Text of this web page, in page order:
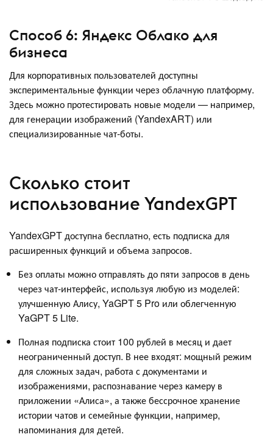
Способ 6: Яндекс Облако для
бизнеса
Для корпоративных пользователей доступны
экспериментальные функции через облачную платформу.
Здесь можно протестировать новые модели — например,
для генерации изображений (YandexART) или
специализированные чат-боты.
Сколько стоит
использование YandexGPT
YandexGPT доступна бесплатно, есть подписка для
расширенных функций и объема запросов.
Без оплаты можно отправлять до пяти запросов в день
через чат-интерфейс, используя любую из моделей:
улучшенную Алису, YaGPT 5 Pro или облегченную
YaGPT 5 Lite.
Полная подписка стоит 100 рублей в месяц и дает
неограниченный доступ. В нее входят: мощный режим
для сложных задач, работа с документами и
изображениями, распознавание через камеру в
приложении «Алиса», а также бессрочное хранение
истории чатов и семейные функции, например,
напоминания для детей.